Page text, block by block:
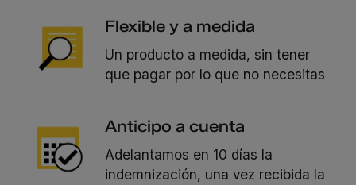
Flexible y a medida
Un producto a medida, sin tener
que pagar por lo que no necesitas
Anticipo a cuenta
Adelantamos en 10 días la
indemnización, una vez recibida la